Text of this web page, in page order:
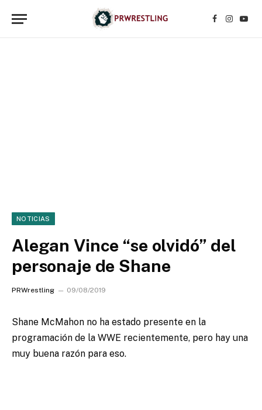
Facebook
NOTICIAS
Alegan Vince “se olvidó” del
personaje de Shane
PRWrestling 09/08/2019
Shane McMahon no ha estado presente en la
programación de la WWE recientemente, pero hay una
muy buena razón para eso.